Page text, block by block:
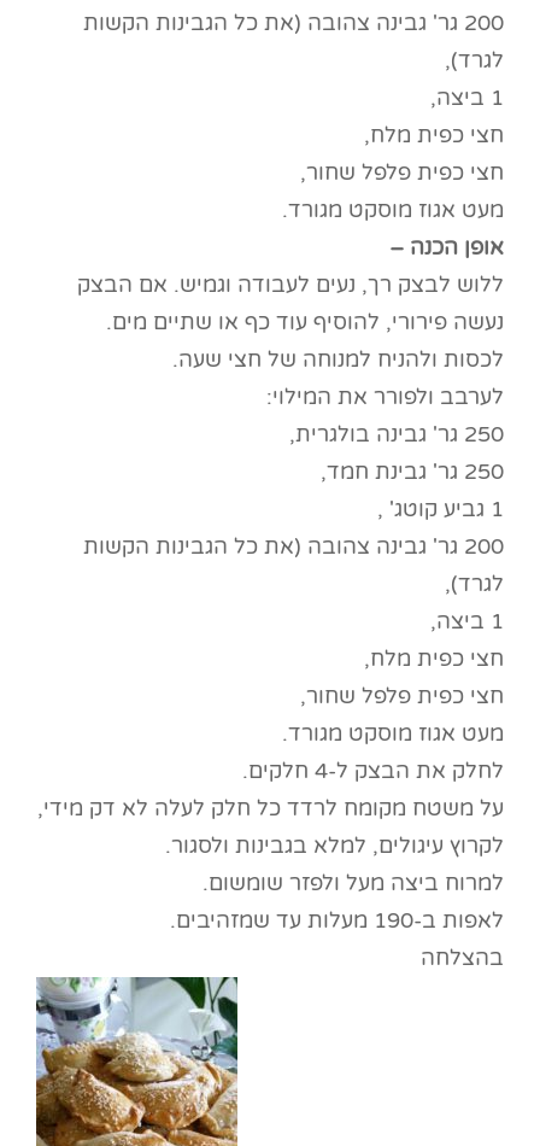
200 גר' גבינה צהובה (את כל הגבינות הקשות
לגרד),
1 ביצה,
חצי כפית מלח,
חצי כפית פלפל שחור,
מעט אגוז מוסקט מגורד.
אופן הכנה –
ללוש לבצק רך, נעים לעבודה וגמיש. אם הבצק
נעשה פירורי, להוסיף עוד כף או שתיים מים.
לכסות ולהניח למנוחה של חצי שעה.
לערבב ולפורר את המילוי:
250 גר' גבינה בולגרית,
250 גר' גבינת חמד,
1 גביע קוטג' ,
200 גר' גבינה צהובה (את כל הגבינות הקשות
לגרד),
1 ביצה,
חצי כפית מלח,
חצי כפית פלפל שחור,
מעט אגוז מוסקט מגורד.
לחלק את הבצק ל-4 חלקים.
על משטח מקומח לרדד כל חלק לעלה לא דק מידי,
לקרוץ עיגולים, למלא בגבינות ולסגור.
למרוח ביצה מעל ולפזר שומשום.
לאפות ב-190 מעלות עד שמזהיבים.
בהצלחה